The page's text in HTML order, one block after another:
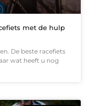
met de hulp
De beste racefiets
wat heeft u nog